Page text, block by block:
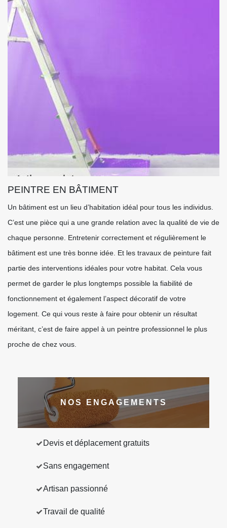
PEINTRE EN BÂTIMENT
Un bâtiment est un lieu d’habitation idéal pour tous les individus.
C’est une pièce qui a une grande relation avec la qualité de vie de
chaque personne. Entretenir correctement et régulièrement le
bâtiment est une très bonne idée. Et les travaux de peinture fait
partie des interventions idéales pour votre habitat. Cela vous
permet de garder le plus longtemps possible la fiabilité de
fonctionnement et également l’aspect décoratif de votre
logement. Ce qui vous reste à faire pour obtenir un résultat
méritant, c’est de faire appel à un peintre professionnel le plus
proche de chez vous.
NOS ENGAGEMENTS
Devis et déplacement gratuits
Sans engagement
Artisan passionné
Travail de qualité